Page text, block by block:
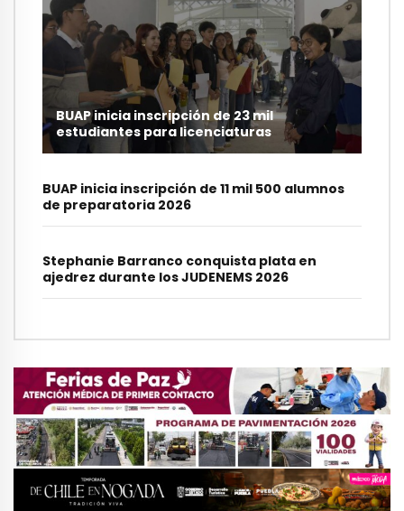
BUAP inicia inscripción de 23 mil
estudiantes para licenciaturas
BUAP inicia inscripción de 11 mil 500 alumnos
de preparatoria 2026
Stephanie Barranco conquista plata en
ajedrez durante los JUDENEMS 2026